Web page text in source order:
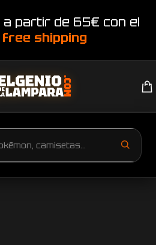
a partir de 65€ con el
free shipping